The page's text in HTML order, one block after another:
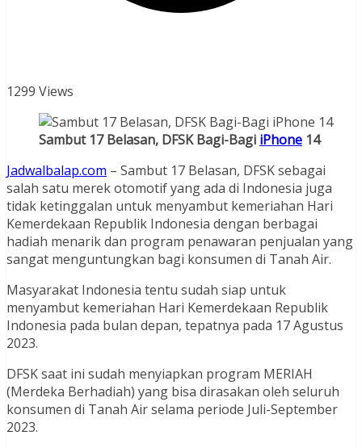
1299 Views
Sambut 17 Belasan, DFSK Bagi-Bagi iPhone 14
Jadwalbalap.com – Sambut 17 Belasan, DFSK sebagai
salah satu merek otomotif yang ada di Indonesia juga
tidak ketinggalan untuk menyambut kemeriahan Hari
Kemerdekaan Republik Indonesia dengan berbagai
hadiah menarik dan program penawaran penjualan yang
sangat menguntungkan bagi konsumen di Tanah Air.
Masyarakat Indonesia tentu sudah siap untuk
menyambut kemeriahan Hari Kemerdekaan Republik
Indonesia pada bulan depan, tepatnya pada 17 Agustus
2023.
DFSK saat ini sudah menyiapkan program MERIAH
(Merdeka Berhadiah) yang bisa dirasakan oleh seluruh
konsumen di Tanah Air selama periode Juli-September
2023.